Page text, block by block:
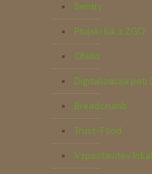
Sentry
Ptujski lük z ZGO
Ofelia
Digitalizacija poti
Breadcrumb
Trust-Food
Vzpostavitev